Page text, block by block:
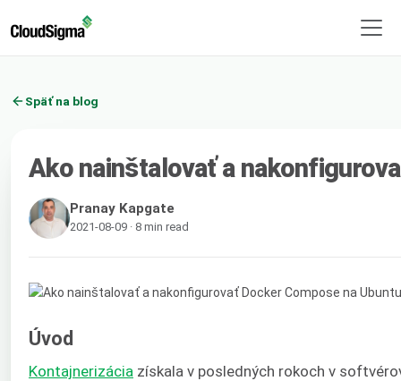
Späť na blog
Ako nainštalovať a
Pranay Kapgate
2021-08-09 · 8 min read
Úvod
Kontajnerizácia získala v posledných rokoch v